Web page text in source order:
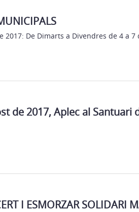
2017: De Dimarts a Divendres de 4 a
de 2017, Aplec al Santuari
I ESMORZAR SOLIDARI